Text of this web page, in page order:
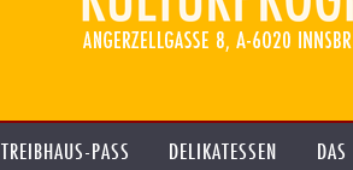
TREIBHAUS-PASS DELIKATESSEN